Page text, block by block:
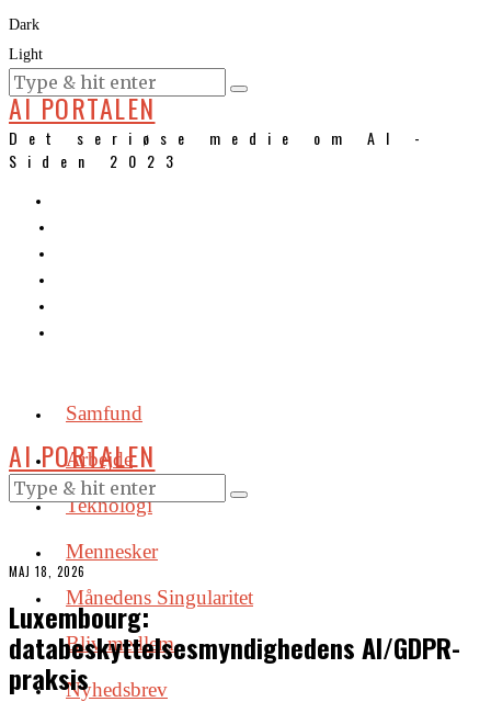
Dark
Light
KURSER
AI PORTALEN
Det seriøse medie om AI -
Siden 2023
Samfund
Arbejde
Teknologi
Mennesker
Månedens Singularitet
Bliv medlem
Nyhedsbrev
AI PORTALEN
MAJ 18, 2026
Luxembourg:
databeskyttelsesmyndighedens AI/GDPR-
praksis